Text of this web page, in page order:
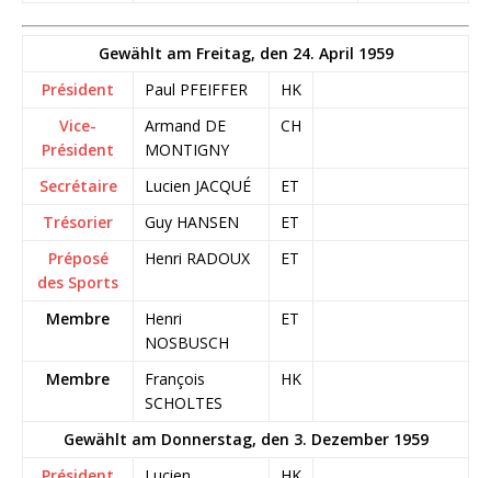
Gewählt am Freitag, den 24. April 1959
Président
Paul PFEIFFER
HK
Vice-
Président
Armand DE
MONTIGNY
CH
Secrétaire Lucien JACQUÉ
ET
Trésorier
Guy HANSEN
ET
Préposé
des Sports
Henri RADOUX ET
Membre
Henri
NOSBUSCH
ET
Membre
François
SCHOLTES
HK
Gewählt am Donnerstag, den 3. Dezember 1959